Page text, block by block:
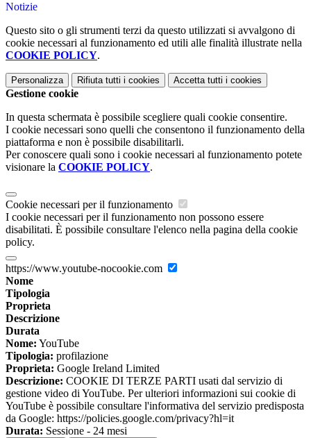
Notizie
Questo sito o gli strumenti terzi da questo utilizzati si avvalgono di
cookie necessari al funzionamento ed utili alle finalità illustrate nella
COOKIE POLICY.
Personalizza Rifiuta tutti i cookies Accetta tutti i cookies
Gestione cookie
In questa schermata è possibile scegliere quali cookie consentire.
I cookie necessari sono quelli che consentono il funzionamento della
piattaforma e non è possibile disabilitarli.
Per conoscere quali sono i cookie necessari al funzionamento potete
visionare la COOKIE POLICY.
Cookie necessari per il funzionamento
I cookie necessari per il funzionamento non possono essere
disabilitati. È possibile consultare l'elenco nella pagina della cookie
policy.
https://www.youtube-nocookie.com
Nome
Tipologia
Proprieta
Descrizione
Durata
Nome: YouTube
Tipologia: profilazione
Proprieta: Google Ireland Limited
Descrizione: COOKIE DI TERZE PARTI usati dal servizio di
gestione video di YouTube. Per ulteriori informazioni sui cookie di
YouTube è possibile consultare l'informativa del servizio predisposta
da Google: https://policies.google.com/privacy?hl=it
Durata: Sessione - 24 mesi